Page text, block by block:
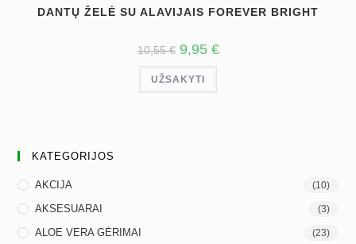
DANTŲ ŽELĖ SU ALAVIJAIS FOREVER BRIGHT
10,55€ ORIGINAL
PRICE
WAS:
10,55 €.
9,95 €CURRENT
PRICE
UŽSAKYTI
KATEGORIJOS
AKCIJA (10)
AKSESUARAI (3)
ALOE VERA GĖRIMAI (23)